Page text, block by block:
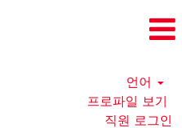
언어
프로파일 보기
직원 로그인